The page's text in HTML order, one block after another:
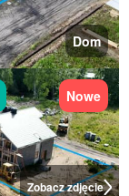
Dom
Zobacz zdjęcie
Nowe